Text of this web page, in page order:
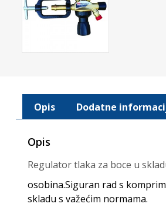
Opis Dodatne
Opis
Regulator tlaka za boce u
osobina.Siguran rad s
skladu s važećim normama.